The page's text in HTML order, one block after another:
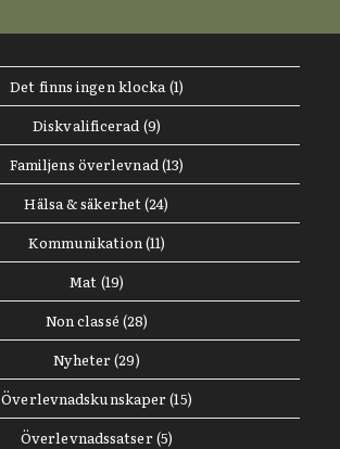
Det finns ingen klocka (1)
Diskvalificerad (9)
Familjens överlevnad (13)
Hälsa & säkerhet (24)
Kommunikation (11)
Mat (19)
Non classé (28)
Nyheter(29)
Överlevnadskunskaper(15)
Överlevnadssatser(5)